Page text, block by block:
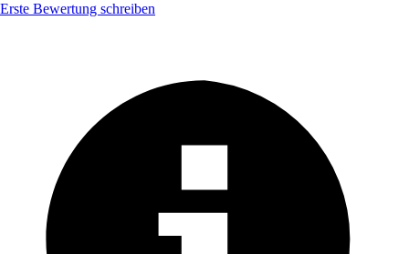
Erste Bewertung schreiben